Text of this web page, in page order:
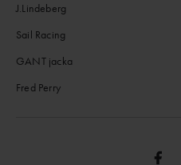
J.Lindeberg
Sail Racing
GANT jacka
Fred Perry